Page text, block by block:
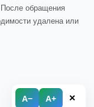
A− A+ ×
обращения
удалена или